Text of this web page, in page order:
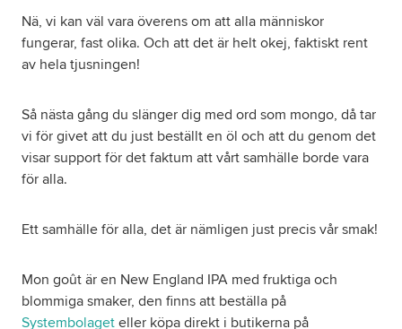
Nä, vi kan väl vara överens om att alla människor
fungerar, fast olika. Och att det är helt okej, faktiskt rent
av hela tjusningen!
Så nästa gång du slänger dig med ord som mongo, då tar
vi för givet att du just beställt en öl och att du genom det
visar support för det faktum att vårt samhälle borde vara
för alla.
Ett samhälle för alla, det är nämligen just precis vår smak!
Mon goût är en New England IPA med fruktiga och
blommiga smaker, den finns att beställa på
Systembolaget eller köpa direkt i butikerna på